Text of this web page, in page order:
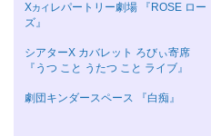
Χカイ レパートリー劇場 『ROSE ロー
ズ』
シアターΧ カバレット ろびぃ寄席
『うつ こと うたつ こと ライブ』
劇団キンダースペース 『白痴』